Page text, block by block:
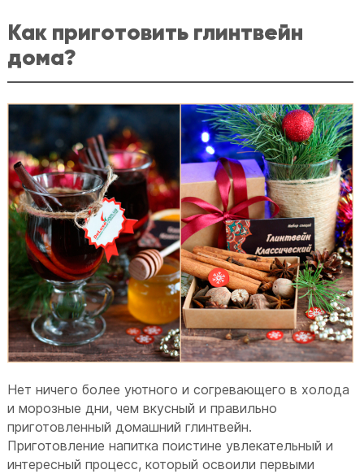
Как приготовить глинтвейн
дома?
Нет ничего более уютного и согревающего в холода
и морозные дни, чем вкусный и правильно
приготовленный домашний глинтвейн.
Приготовление напитка поистине увлекательный и
интересный процесс, который освоили первыми